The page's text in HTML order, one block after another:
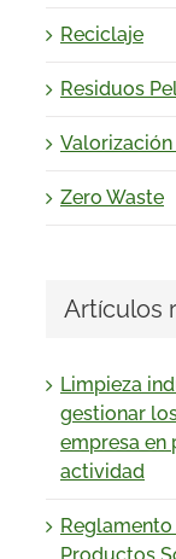
Reciclaje
Residuos
Zero Waste
Artículos
Limpieza
gestionar
empresa en
actividad
Productos